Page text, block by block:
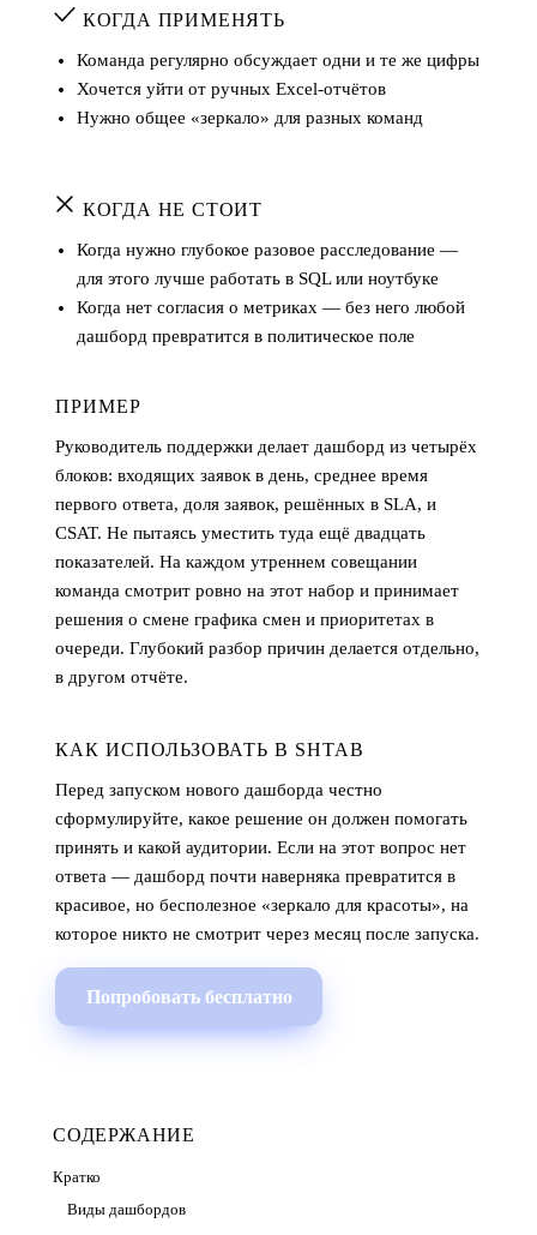
КОГДА ПРИМЕНЯТЬ
Команда регулярно обсуждает одни и те же цифры
Хочется уйти от ручных Excel-отчётов
Нужно общее «зеркало» для разных команд
КОГДА НЕ СТОИТ
Когда нужно глубокое разовое расследование —
для этого лучше работать в SQL или ноутбуке
Когда нет согласия о метриках — без него любой
дашборд превратится в политическое поле
ПРИМЕР
Руководитель поддержки делает дашборд из четырёх
блоков: входящих заявок в день, среднее время
первого ответа, доля заявок, решённых в SLA, и
CSAT. Не пытаясь уместить туда ещё двадцать
показателей. На каждом утреннем совещании
команда смотрит ровно на этот набор и принимает
решения о смене графика смен и приоритетах в
очереди. Глубокий разбор причин делается отдельно,
в другом отчёте.
КАК ИСПОЛЬЗОВАТЬ В SHTAB
Перед запуском нового дашборда честно
сформулируйте, какое решение он должен помогать
принять и какой аудитории. Если на этот вопрос нет
ответа — дашборд почти наверняка превратится в
красивое, но бесполезное «зеркало для красоты», на
которое никто не смотрит через месяц после запуска.
Попробовать бесплатно
СОДЕРЖАНИЕ
Кратко
Виды дашбордов